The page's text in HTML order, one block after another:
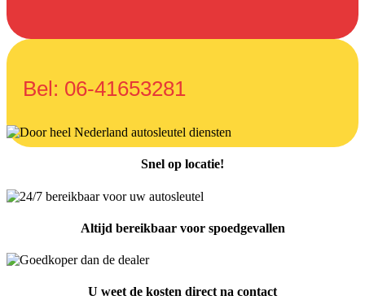
Bel: 06-41653281
Snel op locatie!
Altijd bereikbaar voor spoedgevallen
U weet de kosten direct na contact